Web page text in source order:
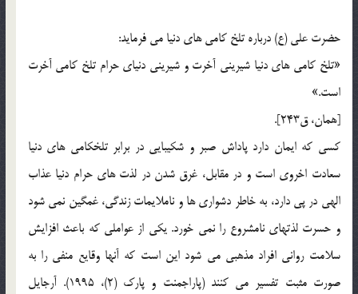
حضرت علي (ع) درباره تلخ کامي هاي دنيا مي فرمايد:
«تلخ کامي هاي دنيا شيريني آخرت و شيريني دنياي حرام تلخ کامي آخرت
است.»
[همان، ق243].
کسي که ايمان دارد پاداش صبر و شکيبايي در برابر تلخکامي هاي دنيا
سعادت اخروي است و در مقابل، غرق شدن در لذت هاي حرام دنيا عذاب
الهي در پي دارد، به خاطر دشواري ها و ناملايمات زندگي، غمگين نمي شود
و حسرت لذتهاي نامشروع را نمي خورد. يکي از عواملي که باعث افزايش
سلامت رواني افراد مذهبي مي شود اين است که آنها وقايع منفي را به
صورت مثبت تفسير مي کنند (پاراجمنت و پارک (2)، 1995). آرجايل